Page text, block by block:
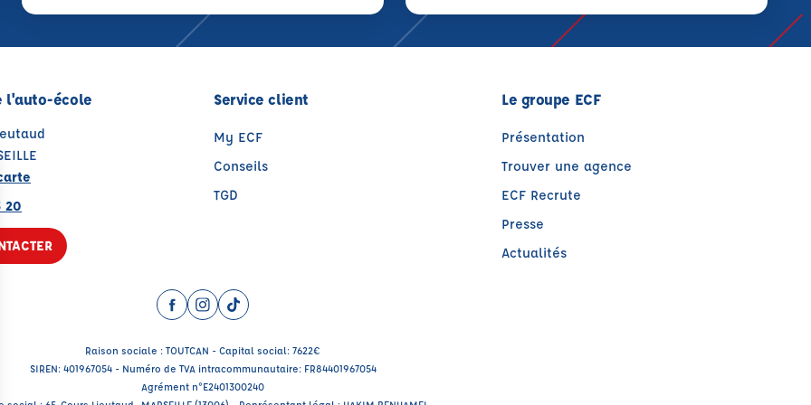
l'auto-école
20
Service client
My ECF
Conseils
TGD
Le groupe ECF
Présentation
Trouver une agence
ECF Recrute
Presse
Actualités
Facebook (nouvelle fenêtre)
Instagram (nouvelle fenêtre)
TikTok (nouvelle fenêtre)
Raison sociale : TOUTCAN - Capital social: 7622€
SIREN: 401967054 - Numéro de TVA intracommunautaire: FR84401967054
Agrément n°E2401300240